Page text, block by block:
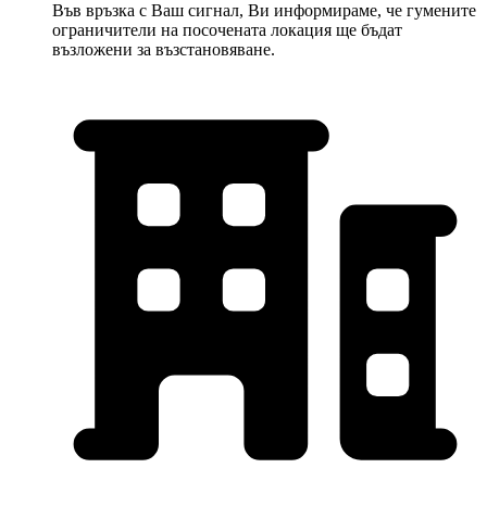
Във връзка с Ваш сигнал, Ви информираме, че гумените
ограничители на посочената локация ще бъдат
възложени за възстановяване.